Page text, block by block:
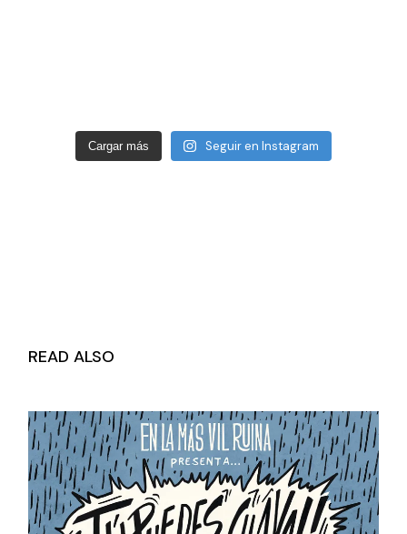
Cargar más Seguir en Instagram
READ ALSO